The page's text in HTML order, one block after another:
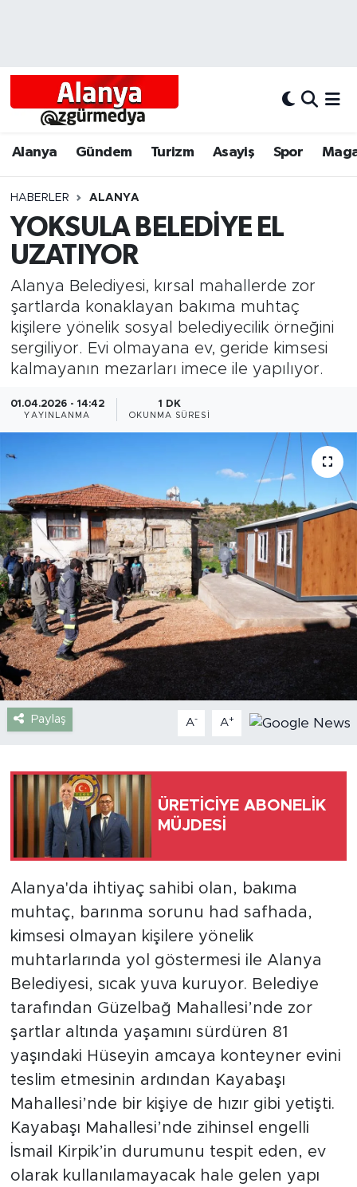
Alanya Gündem Turizm Asayiş Spor
HABERLER ALANYA
YOKSULA BELEDİYE EL
UZATIYOR
Alanya Belediyesi, kırsal mahallerde zor
şartlarda konaklayan bakıma muhtaç
kişilere yönelik sosyal belediyecilik örneğini
sergiliyor. Evi olmayana ev, geride kimsesi
kalmayanın mezarları imece ile yapılıyor.
01.04.2026 - 14:42
YAYINLANMA
1 DK
OKUNMA SÜRESI
Paylaş A- A+
ÜRETİCİYE ABONELİK
MÜJDESİ
Alanya'da ihtiyaç sahibi olan, bakıma
muhtaç, barınma sorunu had safhada,
kimsesi olmayan kişilere yönelik
muhtarlarında yol göstermesi ile Alanya
Belediyesi, sıcak yuva kuruyor. Belediye
tarafından Güzelbağ Mahallesi’nde zor
şartlar altında yaşamını sürdüren 81
yaşındaki Hüseyin amcaya konteyner evini
teslim etmesinin ardından Kayabaşı
Mahallesi’nde bir kişiye de hızır gibi yetişti.
Kayabaşı Mahallesi’nde zihinsel engelli
İsmail Kirpik’in durumunu tespit eden, ev
olarak kullanılamayacak hale gelen yapı
Alanyum
Bölgesel
Dünya
Eğitim
Ekonomi
İnşaat-Emlak
Kültür-Sanat
Sağlık
Siyaset
Spor
Turizm
Yaşam
Yerel
Alanya Hava Durumu
Tüm Manşetler
Son Dakika Haberleri
Haber Arşivi